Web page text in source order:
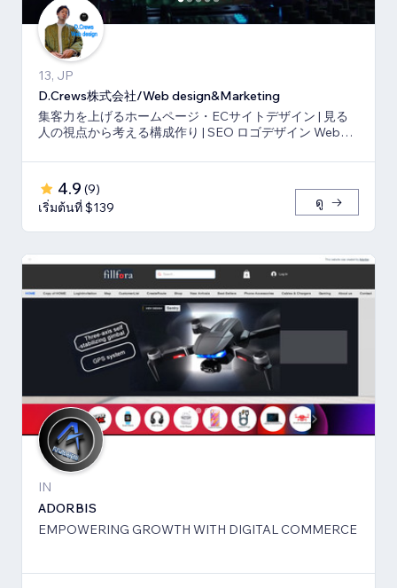
13, JP
D.Crews株式会社/Web design&Marketing
集客力を上げるホームページ・ECサイトデザイン | 見る
人の視点から考える構成作り | SEO ロゴデザイン Webマ
4.9 (9)
เริ่มต้นที่ $139
ดู
IN
ADORBIS
EMPOWERING GROWTH WITH DIGITAL COMMERCE